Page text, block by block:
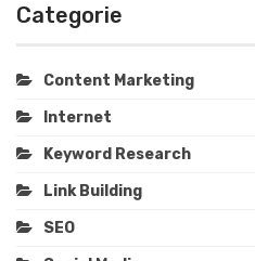
Categorie
Content Marketing
Internet
Keyword Research
Link Building
SEO